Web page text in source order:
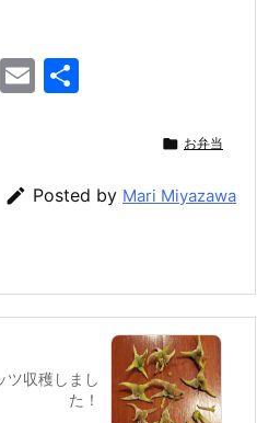
H
a
E
l
 お弁当
 Posted by Mari Miyazawa
ツ収穫しまし
た！